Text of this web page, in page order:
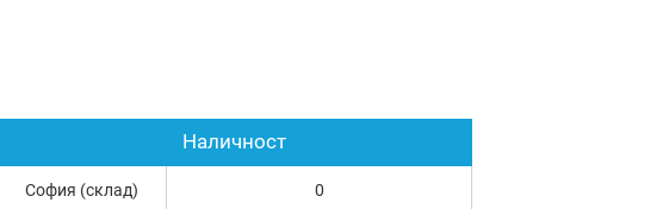
Наличност
София (склад) 0